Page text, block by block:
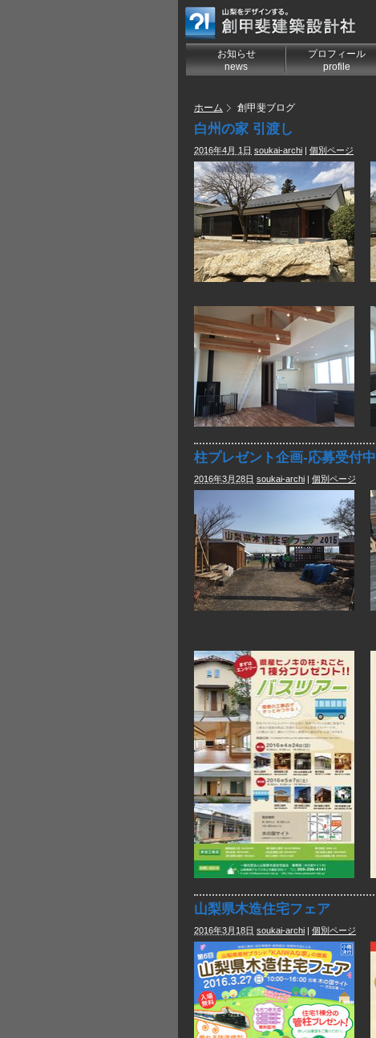
お知らせ
news
プロフィール
profile
ホーム 創甲斐ブログ
白州の家 引渡し
2016年4月 1日 soukai-archi | 個別ページ
柱プレゼント企画-応募受付中
2016年3月28日 soukai-archi | 個別ページ
山梨県木造住宅フェア
2016年3月18日 soukai-archi | 個別ページ